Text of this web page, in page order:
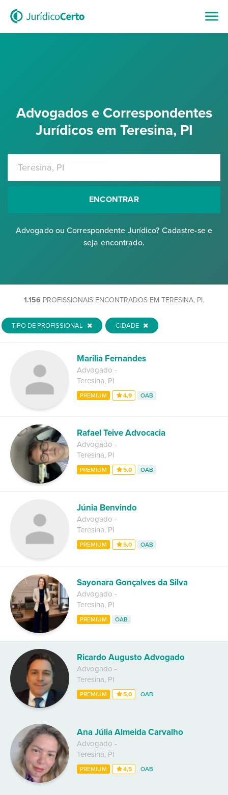
Advogados e Correspondentes
Jurídicos em Teresina, PI
ENCONTRAR
Advogado ou Correspondente Jurídico? Cadastre-se e
seja encontrado.
1.156 PROFISSIONAIS ENCONTRADOS EM TERESINA, PI.
TIPO DE PROFISSIONAL CIDADE
Marilia Fernandes
Advogado -
Teresina, PI
PREMIUM 4,9 OAB
Rafael Teive Advocacia
Advogado -
Teresina, PI
PREMIUM 5,0 OAB
Júnia Benvindo
Advogado -
Teresina, PI
PREMIUM 5,0 OAB
Sayonara Gonçalves da Silva
Advogado -
Teresina, PI
PREMIUM OAB
Ricardo Augusto Advogado
Advogado -
Teresina, PI
PREMIUM 5,0 OAB
Ana Júlia Almeida Carvalho
Advogado -
Teresina, PI
PREMIUM 4,5 OAB